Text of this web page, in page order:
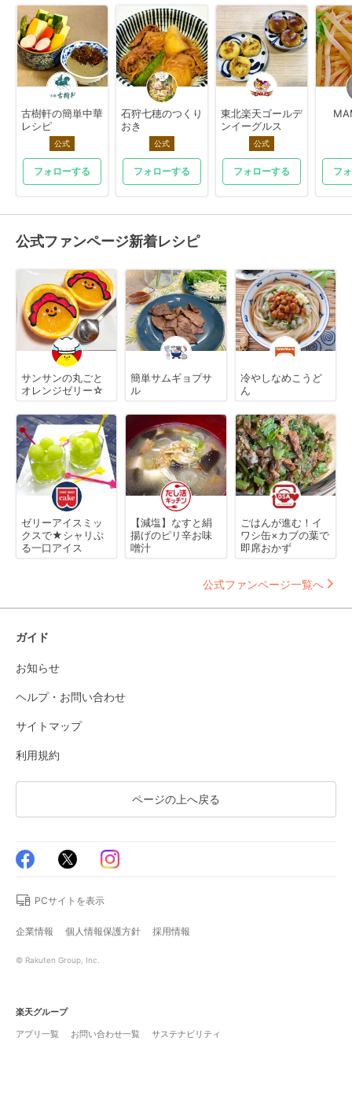
古樹軒の簡単中華
レシピ
公式
フォローする
石狩七穂のつくり
おき
公式
フォローする
東北楽天ゴールデ
ンイーグルス
公式
フォローする フ
公式ファンページ新着レシピ
サンサンの丸ごと
オレンジゼリー☆
簡単サムギョプサ
ル
冷やしなめこうど
ん
ゼリーアイスミッ
クスで★シャリぷ
る一口アイス
【減塩】なすと絹
揚げのピリ辛お味
噌汁
ごはんが進む！イ
ワシ缶×カブの葉で
即席おかず
公式ファンページ一覧へ
ガイド
お知らせ
ヘルプ・お問い合わせ
サイトマップ
利用規約
ページの上へ戻る
PCサイトを表示
企業情報 個人情報保護方針 採用情報
© Rakuten Group, Inc.
楽天グループ
アプリ一覧
お問い合わせ一覧 サステナビリティ